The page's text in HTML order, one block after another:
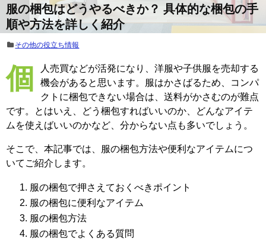
服の梱包はどうやるべきか？ 具体的な梱包の手
順や方法を詳しく紹介
その他の役立ち情報
個人売買などが活発になり、洋服や子供服を売却する
機会があると思います。服はかさばるため、コンパ
クトに梱包できない場合は、送料がかさむのが難点
です。とはいえ、どう梱包すればいいのか、どんなアイテ
ムを使えばいいのかなど、分からない点も多いでしょう。
そこで、本記事では、服の梱包方法や便利なアイテムにつ
いてご紹介します。
服の梱包で押さえておくべきポイント
服の梱包に便利なアイテム
服の梱包方法
服の梱包でよくある質問